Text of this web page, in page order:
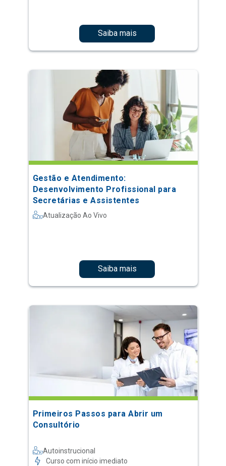
Saiba mais
Gestão e Atendimento:
Desenvolvimento Profissional para
Secretárias e Assistentes
Atualização Ao Vivo
Saiba mais
Primeiros Passos para Abrir um
Consultório
Autoinstrucional
Curso com início imediato